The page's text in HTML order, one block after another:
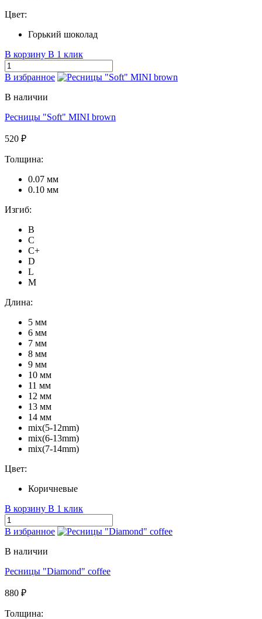
Цвет:
Горький шоколад
В корзину В 1 клик
В избранное
В наличии
Ресницы "Soft" MINI brown
520 ₽
Толщина:
0.07 мм
0.10 мм
Изгиб:
B
C
C+
D
L
M
Длина:
5 мм
6 мм
7 мм
8 мм
9 мм
10 мм
11 мм
12 мм
13 мм
14 мм
mix(5-12mm)
mix(6-13mm)
mix(7-14mm)
Цвет:
Коричневые
В корзину В 1 клик
В избранное
В наличии
Ресницы "Diamond" coffee
880 ₽
Толщина: